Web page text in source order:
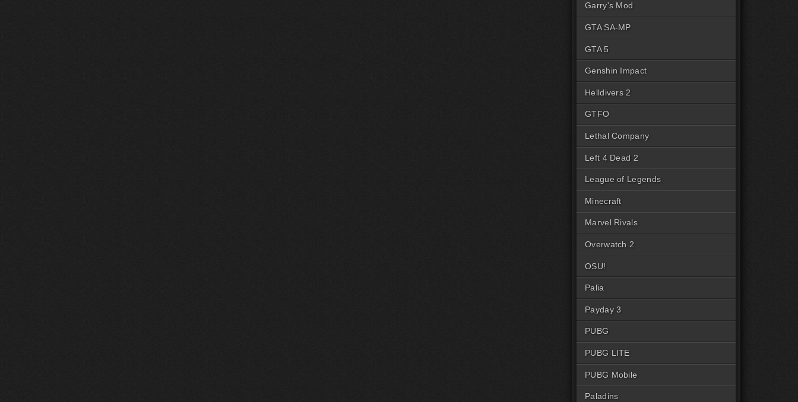
Garry's Mod
GTA SA-MP
GTA 5
Genshin Impact
Helldivers 2
GTFO
Lethal Company
Left 4 Dead 2
League of Legends
Minecraft
Marvel Rivals
Overwatch 2
OSU!
Palia
Payday 3
PUBG
PUBG LITE
PUBG Mobile
Paladins